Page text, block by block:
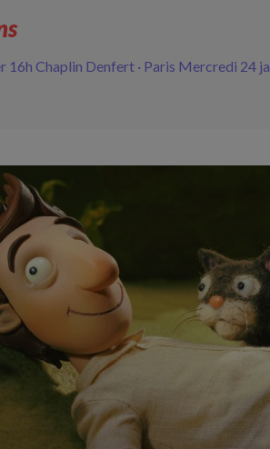
16h Chaplin Denfert · Paris Mercredi 24